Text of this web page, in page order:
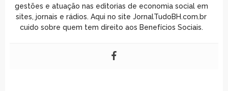
gestões e atuação nas editorias de economia social em
sites, jornais e rádios. Aqui no site JornalTudoBH.com.br
cuido sobre quem tem direito aos Benefícios Sociais.